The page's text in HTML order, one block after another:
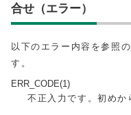
合せ（エラー）
以下のエラー内容を参照
す。
ERR_CODE(1)
不正入力です。初めか